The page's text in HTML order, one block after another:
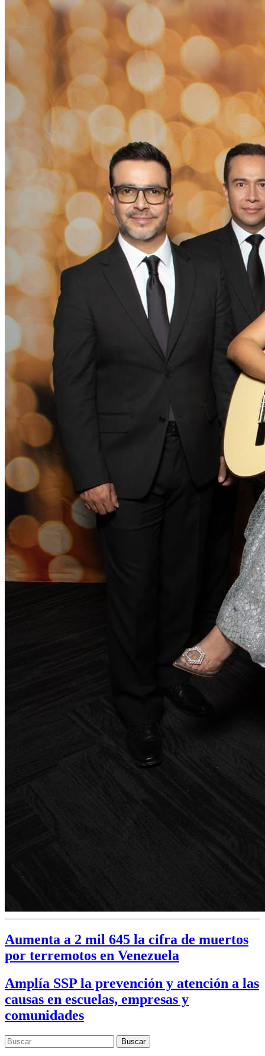
Aumenta a 2 mil 645 la cifra de muertos
por terremotos en Venezuela
Amplía SSP la prevención y atención a las
causas en escuelas, empresas y
comunidades